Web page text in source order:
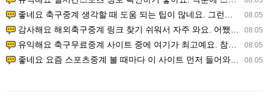
08.05
좋네요 축구중계 생각할 때 도움 되는 팁이 많네요. 그런데 해외축구중계도 정식 서비스로 봐야 안전해요. 다음…
08.05
감사해요 해외축구중계 링크 찾기 쉬워서 자주 와요. 어쨌든 축구무료중계도 합법적인 곳에서 봐야 마음 편해요.…
08.05
유익해요 축구무료중계 사이트 중에 여기가 최고예요. 참고로 축구무료중계도 합법적인 곳에서 봐야 마음 편해요.…
08.05
좋네요 요즘 스포츠중계 볼 때마다 이 사이트 먼저 들어와요. 그나저나 epl중계 볼 때 공식 중계 채널 먼저…